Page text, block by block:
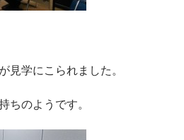
見学にこられました。
ちのようです。